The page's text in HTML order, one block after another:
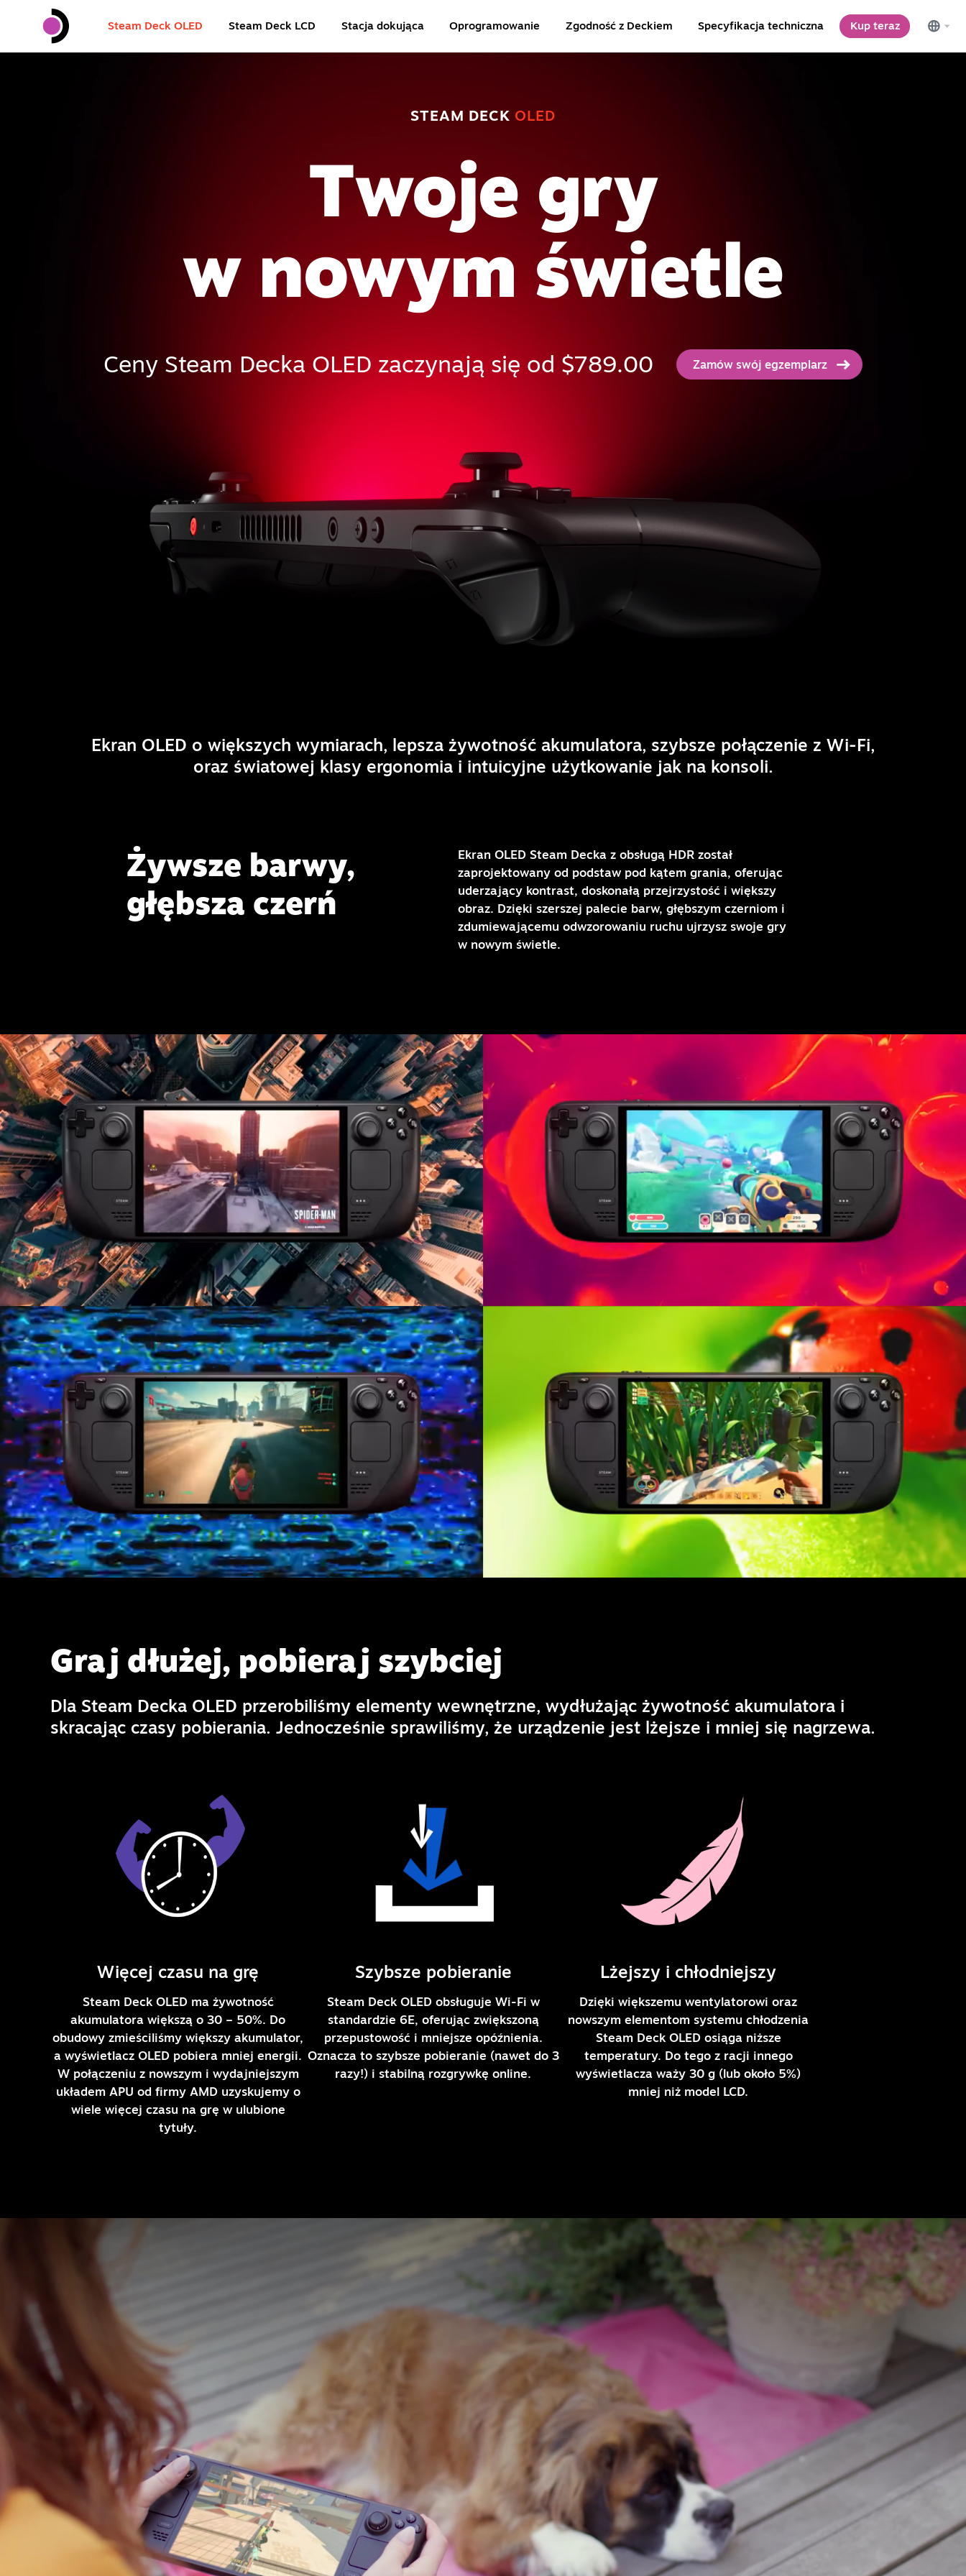
Steam Deck OLED Steam Deck LCD Stacja dokująca Oprogramowanie Zgodność z Deckiem Specyfikacja techniczna Kup teraz
STEAM DECK OLED
Twoje gry
w nowym świetle
Ceny Steam Decka OLED zaczynają się od $789.00 Zamów swój egzemplarz
Ekran OLED o większych wymiarach, lepsza żywotność akumulatora, szybsze połączenie z Wi-Fi,
oraz światowej klasy ergonomia i intuicyjne użytkowanie jak na konsoli.
Żywsze barwy,
głębsza czerń
Ekran OLED Steam Decka z obsługą HDR został
zaprojektowany od podstaw pod kątem grania, oferując
uderzający kontrast, doskonałą przejrzystość i większy
obraz. Dzięki szerszej palecie barw, głębszym czerniom i
zdumiewającemu odwzorowaniu ruchu ujrzysz swoje gry
w nowym świetle.
Graj dłużej, pobieraj szybciej
Dla Steam Decka OLED przerobiliśmy elementy wewnętrzne, wydłużając żywotność akumulatora i
skracając czasy pobierania. Jednocześnie sprawiliśmy, że urządzenie jest lżejsze i mniej się nagrzewa.
Więcej czasu na grę
Steam Deck OLED ma żywotność
akumulatora większą o 30 – 50%. Do
obudowy zmieściliśmy większy akumulator,
a wyświetlacz OLED pobiera mniej energii.
W połączeniu z nowszym i wydajniejszym
układem APU od firmy AMD uzyskujemy o
wiele więcej czasu na grę w ulubione
tytuły.
Szybsze pobieranie
Steam Deck OLED obsługuje Wi-Fi w
standardzie 6E, oferując zwiększoną
przepustowość i mniejsze opóźnienia.
Oznacza to szybsze pobieranie (nawet do 3
razy!) i stabilną rozgrywkę online.
Lżejszy i chłodniejszy
Dzięki większemu wentylatorowi oraz
nowszym elementom systemu chłodzenia
Steam Deck OLED osiąga niższe
temperatury. Do tego z racji innego
wyświetlacza waży 30 g (lub około 5%)
mniej niż model LCD.